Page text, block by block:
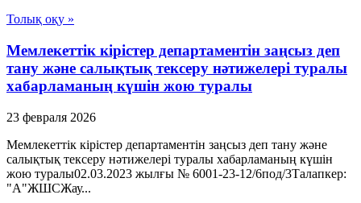
Толық оқу »
Мемлекеттік кірістер департаментін заңсыз деп
тану және салықтық тексеру нәтижелері туралы
хабарламаның күшін жою туралы
23 февраля 2026
Мемлекеттік кірістер департаментін заңсыз деп тану және
салықтық тексеру нәтижелері туралы хабарламаның күшін
жою туралы02.03.2023 жылғы № 6001-23-12/6под/3Талапкер:
"А"ЖШСЖау...